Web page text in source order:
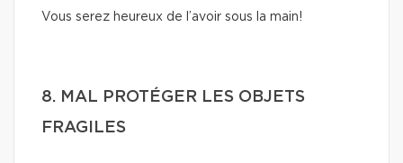
Vous serez heureux de l’avoir sous la main!
8. MAL PROTÉGER LES OBJETS
FRAGILES